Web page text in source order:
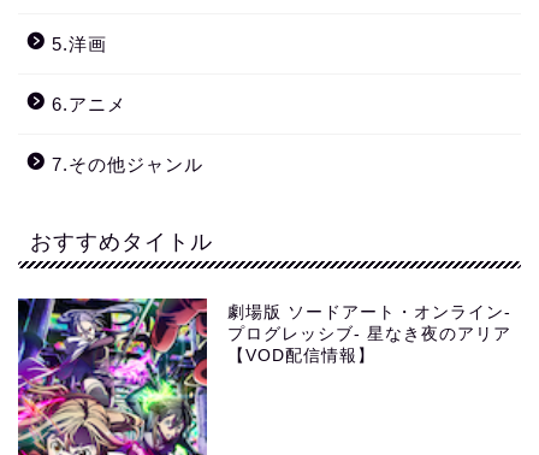
5.洋画
6.アニメ
7.その他ジャンル
おすすめタイトル
劇場版 ソードアート・オンライン-
プログレッシブ- 星なき夜のアリア
【VOD配信情報】